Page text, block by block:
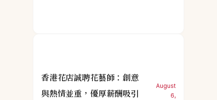
香港花店誠聘花藝師：創意
與熱情並重，優厚薪酬吸引
August
6,